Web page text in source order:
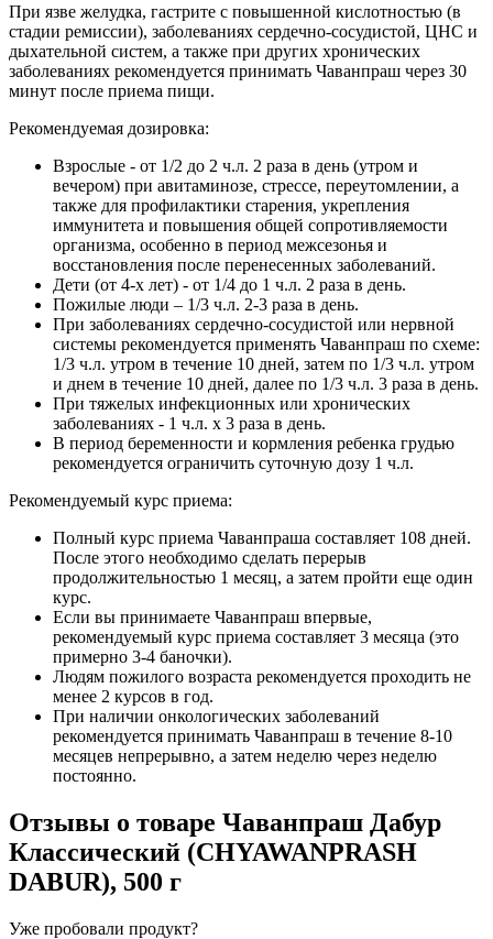
При язве желудка, гастрите с повышенной кислотностью (в
стадии ремиссии), заболеваниях сердечно-сосудистой, ЦНС и
дыхательной систем, а также при других хронических
заболеваниях рекомендуется принимать Чаванпраш через 30
минут после приема пищи.
Рекомендуемая дозировка:
Взрослые - от 1/2 до 2 ч.л. 2 раза в день (утром и
вечером) при авитаминозе, стрессе, переутомлении, а
также для профилактики старения, укрепления
иммунитета и повышения общей сопротивляемости
организма, особенно в период межсезонья и
восстановления после перенесенных заболеваний.
Дети (от 4-х лет) - от 1/4 до 1 ч.л. 2 раза в день.
Пожилые люди – 1/3 ч.л. 2-3 раза в день.
При заболеваниях сердечно-сосудистой или нервной
системы рекомендуется применять Чаванпраш по схеме:
1/3 ч.л. утром в течение 10 дней, затем по 1/3 ч.л. утром
и днем в течение 10 дней, далее по 1/3 ч.л. 3 раза в день.
При тяжелых инфекционных или хронических
заболеваниях - 1 ч.л. х 3 раза в день.
В период беременности и кормления ребенка грудью
рекомендуется ограничить суточную дозу 1 ч.л.
Рекомендуемый курс приема:
Полный курс приема Чаванпраша составляет 108 дней.
После этого необходимо сделать перерыв
продолжительностью 1 месяц, а затем пройти еще один
курс.
Если вы принимаете Чаванпраш впервые,
рекомендуемый курс приема составляет 3 месяца (это
примерно 3-4 баночки).
Людям пожилого возраста рекомендуется проходить не
менее 2 курсов в год.
При наличии онкологических заболеваний
рекомендуется принимать Чаванпраш в течение 8-10
месяцев непрерывно, а затем неделю через неделю
постоянно.
Отзывы о товаре Чаванпраш Дабур
Классический (CHYAWANPRASH
DABUR), 500 г
Уже пробовали продукт?